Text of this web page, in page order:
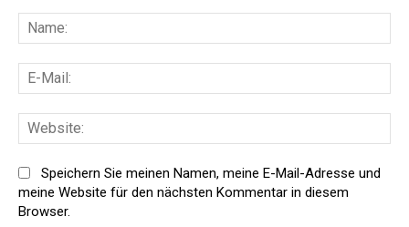
Speichern Sie meinen Namen, meine E-Mail-Adresse und
meine Website für den nächsten Kommentar in diesem
Browser.